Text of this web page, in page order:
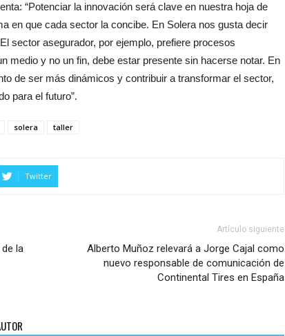
“Potenciar la innovación será clave en nuestra hoja de
en que cada sector la concibe. En Solera nos gusta decir
sector asegurador, por ejemplo, prefiere procesos
medio y no un fin, debe estar presente sin hacerse notar. En
de ser más dinámicos y contribuir a transformar el sector,
para el futuro”.
solera taller
Twitter
la
Artículo siguiente
Alberto Muñoz relevará a Jorge Cajal como
nuevo responsable de comunicación de
Continental Tires en España